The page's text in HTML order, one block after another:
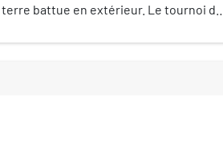
battue en extérieur. Le tournoi de
avec le tournoi de Iași (qui
les Jeux olympiques de Paris.